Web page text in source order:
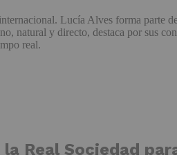
Lucía Alves forma parte
y directo, destaca por sus
real.
Real Sociedad